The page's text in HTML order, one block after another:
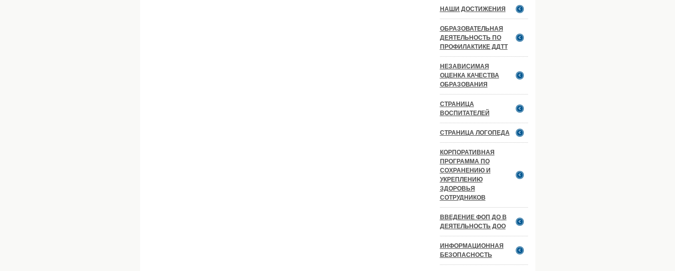
НАШИ ДОСТИЖЕНИЯ
ОБРАЗОВАТЕЛЬНАЯ
ДЕЯТЕЛЬНОСТЬ ПО
ПРОФИЛАКТИКЕ ДДТТ
НЕЗАВИСИМАЯ
ОЦЕНКА КАЧЕСТВА
ОБРАЗОВАНИЯ
СТРАНИЦА
ВОСПИТАТЕЛЕЙ
СТРАНИЦА ЛОГОПЕДА
КОРПОРАТИВНАЯ
ПРОГРАММА ПО
СОХРАНЕНИЮ И
УКРЕПЛЕНИЮ
ЗДОРОВЬЯ
СОТРУДНИКОВ
ВВЕДЕНИЕ ФОП ДО В
ДЕЯТЕЛЬНОСТЬ ДОО
ИНФОРМАЦИОННАЯ
БЕЗОПАСНОСТЬ